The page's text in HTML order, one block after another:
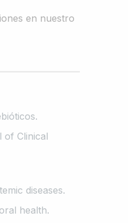
en nuestro
of Clinical
diseases.
health.